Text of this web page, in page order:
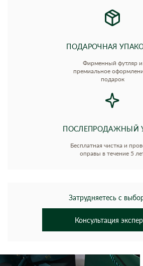
ПОДАРОЧНАЯ
Фирменный футляр и
премиальное
подарок
ПОСЛЕПРОДАЖНЫЙ
Бесплатная чистка и
оправы в течение 5
Затрудняетесь с
Консультация